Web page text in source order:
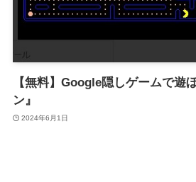
【無料】Google隠しゲームで遊
ン』
2024年6月1日